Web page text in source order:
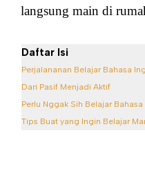
langsung main di
Daftar Isi
Perjalananan Belajar Bahasa
Dari Pasif Menjadi Aktif
Perlu Nggak Sih Belajar
Tips Buat yang Ingin Belajar